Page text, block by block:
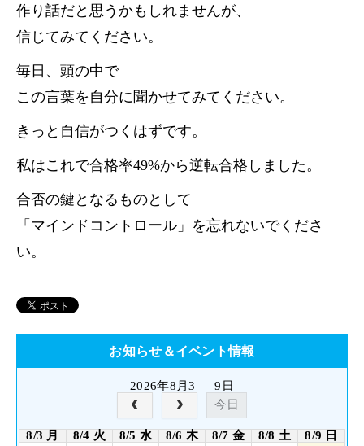
作り話だと思うかもしれませんが、
信じてみてください。
毎日、頭の中で
この言葉を自分に聞かせてみてください。
きっと自信がつくはずです。
私はこれで合格率49%から逆転合格しました。
合否の鍵となるものとして
「マインドコントロール」を忘れないでくださ
い。
お知らせ＆イベント情報
2026年8月3 — 9日
今日
8/3 月 8/4 火 8/5 水 8/6 木 8/7 金 8/8 土 8/9 日